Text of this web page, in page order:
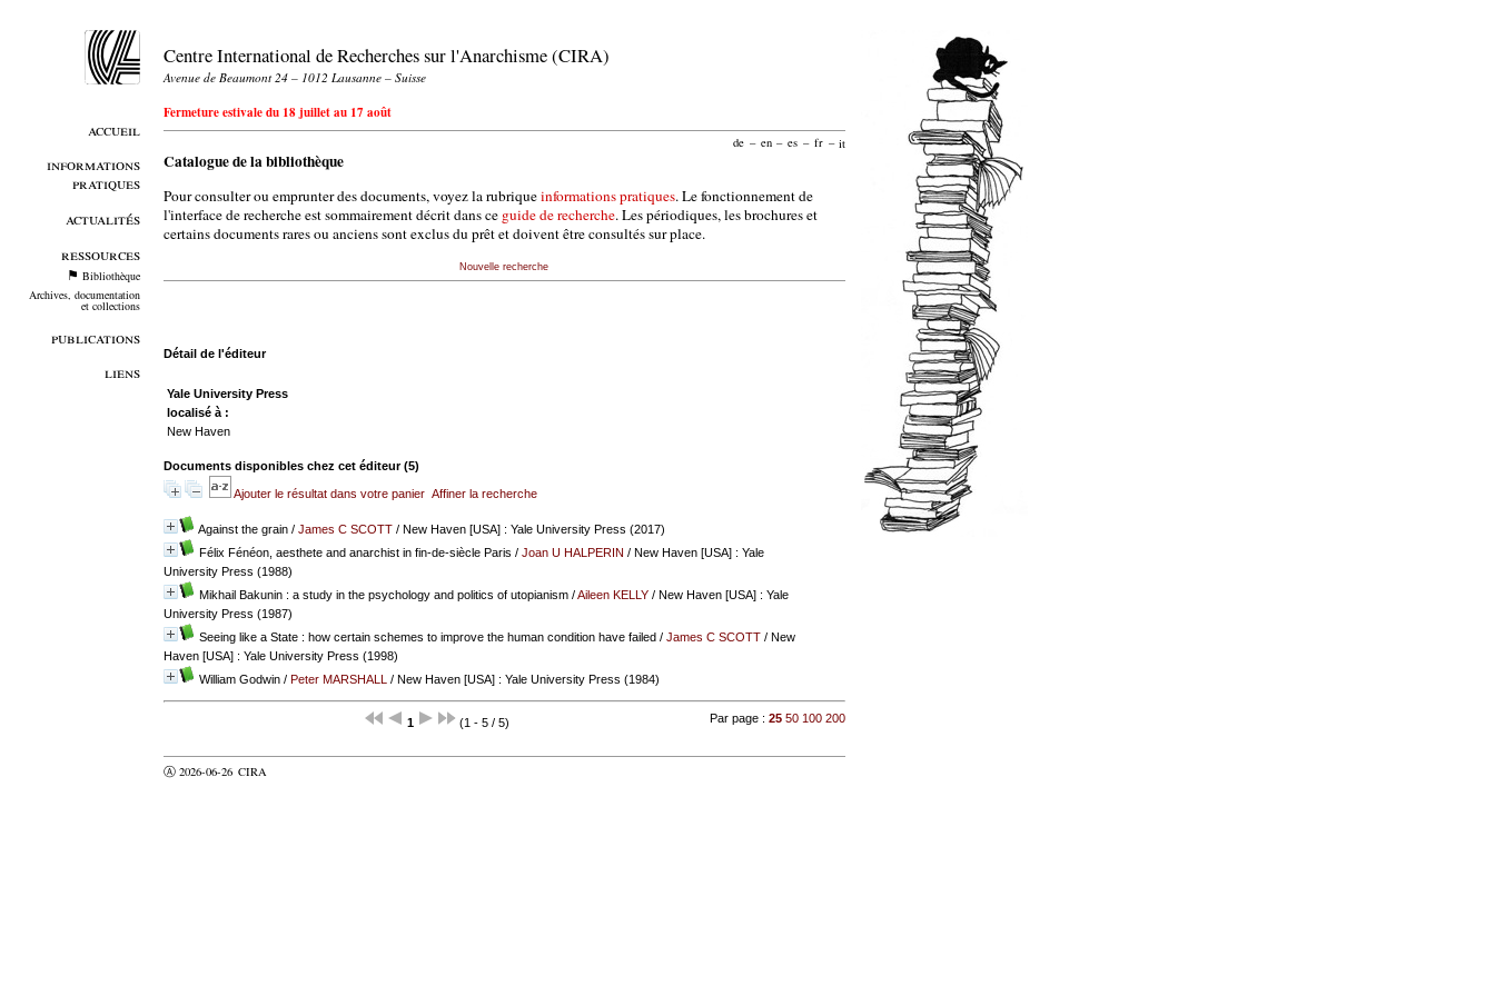
accueil
informations
pratiques
actualités
ressources
Bibliothèque
Archives, documentation
et collections
publications
liens
Centre International de Recherches sur l'Anarchisme (CIRA)
Avenue de Beaumont 24 – 1012 Lausanne – Suisse
Fermeture estivale du 18 juillet au 17 août
de – en – es – fr – it
Catalogue de la bibliothèque
Pour consulter ou emprunter des documents, voyez la rubriqueinformations pratiques. Le fonctionnement de
l'interface de recherche est sommairement décrit dans ce guide de recherche. Les périodiques, les brochures et
certains documents rares ou anciens sont exclus du prêt et doivent être consultés sur place.
Nouvelle recherche
Détail de l'éditeur
Yale University Press
localisé à :
New Haven
Documents disponibles chez cet éditeur (5)
Ajouter le résultat dans votre panier Affiner la recherche
Against the grain/ James C SCOTT/ New Haven [USA] : Yale University Press (2017)
Félix Fénéon, aesthete and anarchist in fin-de-siècle Paris / Joan U HALPERIN / New Haven [USA] : Yale
University Press (1988)
Mikhail Bakunin : a study in the psychology and politics of utopianism/Aileen KELLY/ New Haven [USA] : Yale
University Press (1987)
Seeing like a State : how certain schemes to improve the human condition have failed/ James C SCOTT/ New
Haven [USA] : Yale University Press (1998)
William Godwin/ Peter MARSHALL / New Haven [USA] : Yale University Press (1984)
1 (1 - 5 / 5) Par page :25 50 100 200
Ⓐ 2026-06-26 CIRA